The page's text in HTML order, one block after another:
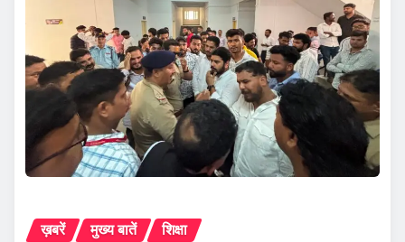
ख़बरें मुख्य बातें शिक्षा